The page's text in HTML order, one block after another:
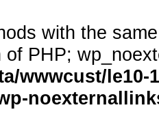
with the
PHP;
wwwcust/